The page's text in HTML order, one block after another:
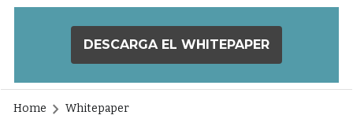
DESCARGA EL WHITEPAPER
Home Whitepaper